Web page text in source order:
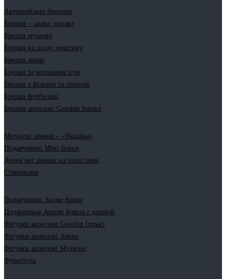
Автомобільні брелоки
Брелки – знаки зодіаку
Брелки музичні
Брелки на різну тематику
Брелки аніме
Брелки за мотивами ігор
Брелки з фільмів та серіалів
Брелки футбольні
Брелки акрилові Genshin Impact
Металеві значки – «Україна»
Подарункові Міні-Бокси
Дерев’яні значки на різні теми
Стікерпаки
Подарункові Аніме бокси
Подарочные Аниме Боксы с чашкой
Фігурки акрилові Genshin Impact
Фігурки акрилові Аніме
Фігурки акрилові Музичні
Фурнітура